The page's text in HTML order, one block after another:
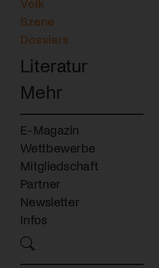
Volk
Szene
Dossiers
Literatur
Mehr
E-Magazin
Wettbewerbe
Mitgliedschaft
Partner
Newsletter
Infos